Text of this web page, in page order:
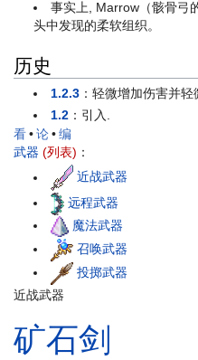
事实上, Marrow（骸骨弓
头中发现的柔软组织。
历史
1.2.3 ：轻微增加伤害并轻
1.2 ：引入.
看•论•编
武器 (列表) ：
近战武器
远程武器
魔法武器
召唤武器
投掷武器
近战武器
矿石剑